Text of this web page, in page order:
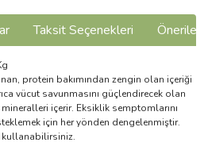
Taksit Seçenekleri
protein bakımından zengin olan içeriği
vücut savunmasını güçlendirecek olan
içerir. Eksiklik semptomlarını
için her yönden dengelenmiştir.
kullanabilirsiniz.